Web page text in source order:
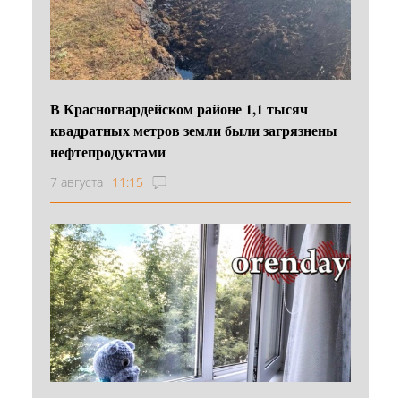
В Красногвардейском районе 1,1 тысяч
квадратных метров земли были загрязнены
нефтепродуктами
7 августа 11:15